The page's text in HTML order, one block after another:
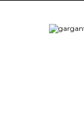
Brincos